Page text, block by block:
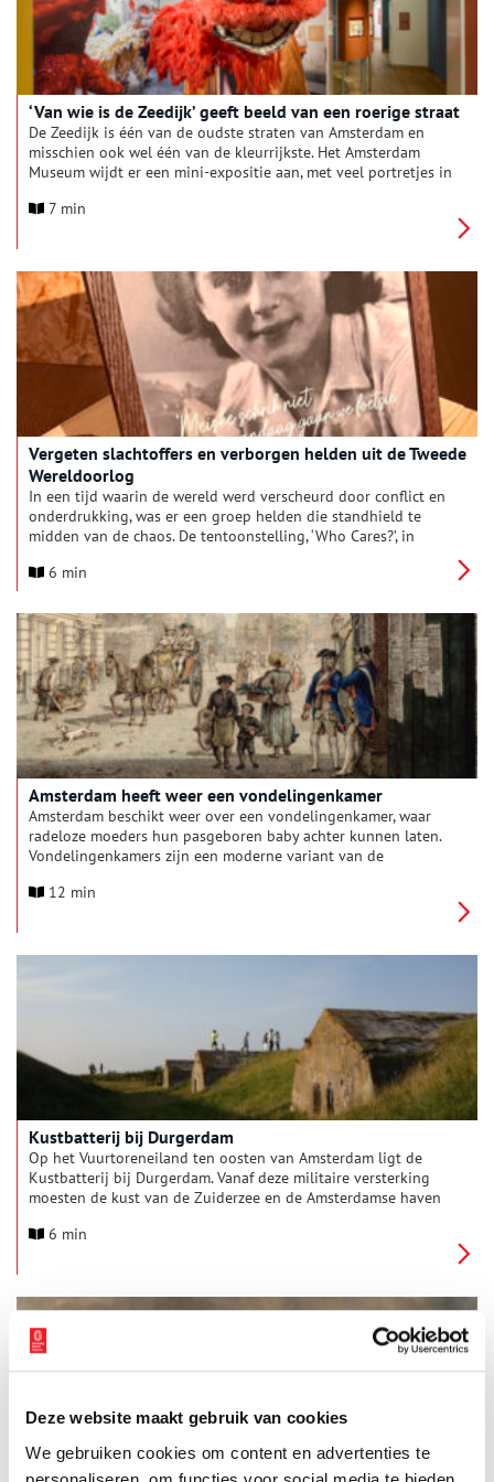
Deze website maakt gebruik van cookies
We gebruiken cookies om content en advertenties te
‘Van wie is de Zeedijk’ geeft beeld van een roerige straat
De Zeedijk is één van de oudste straten van Amsterdam en
misschien ook wel één van de kleurrijkste. Het Amsterdam
Museum wijdt er een mini-expositie aan, met veel portretjes in
werken.
7 min
Vergeten slachtoffers en verborgen helden uit de Tweede
Wereldoorlog
In een tijd waarin de wereld werd verscheurd door conflict en
onderdrukking, was er een groep helden die standhield te
midden van de chaos. De tentoonstelling, ‘Who Cares?’, in
verhalen van moed in de Nederlandse psychiatrie en zorg voor
Tweede Wereldoorlog.
6 min
Amsterdam heeft weer een vondelingenkamer
Amsterdam beschikt weer over een vondelingenkamer, waar
radeloze moeders hun pasgeboren baby achter kunnen laten.
Vondelingenkamers zijn een moderne variant van de
gebruikt.
12 min
Kustbatterij bij Durgerdam
Op het Vuurtoreneiland ten oosten van Amsterdam ligt de
Kustbatterij bij Durgerdam. Vanaf deze militaire versterking
moesten de kust van de Zuiderzee en de Amsterdamse haven
kustbatterij werd in 1886-1887 aangelegd en is één van de
6 min